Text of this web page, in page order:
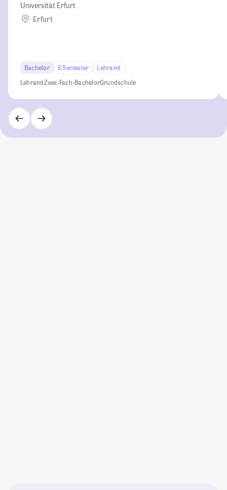
Universität Erfurt
Erfurt
Bachelor 6 Semester
Lehramt
LehramtZwei-Fach-BachelorGrundschule